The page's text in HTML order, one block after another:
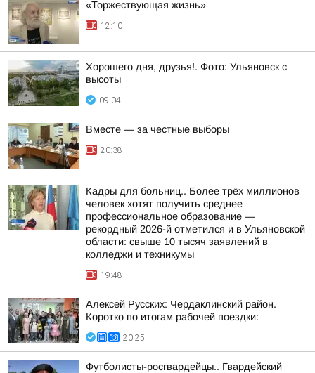
«Торжествующая жизнь»
12:10
Хорошего дня, друзья!. Фото: Ульяновск с
высоты
09:04
Вместе — за честные выборы
20:38
Кадры для больниц.. Более трёх миллионов
человек хотят получить среднее
профессиональное образование —
рекордный 2026-й отметился и в Ульяновской
области: свыше 10 тысяч заявлений в
колледжи и техникумы
19:48
Алексей Русских: Чердаклинский район.
Коротко по итогам рабочей поездки:
20:25
Футболисты-росгвардейцы.. Гвардейский